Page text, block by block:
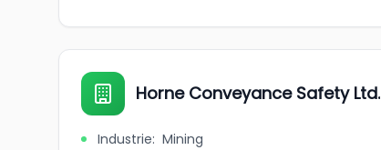
Horne Conveyance Safety Ltd.
Industrie: Mining